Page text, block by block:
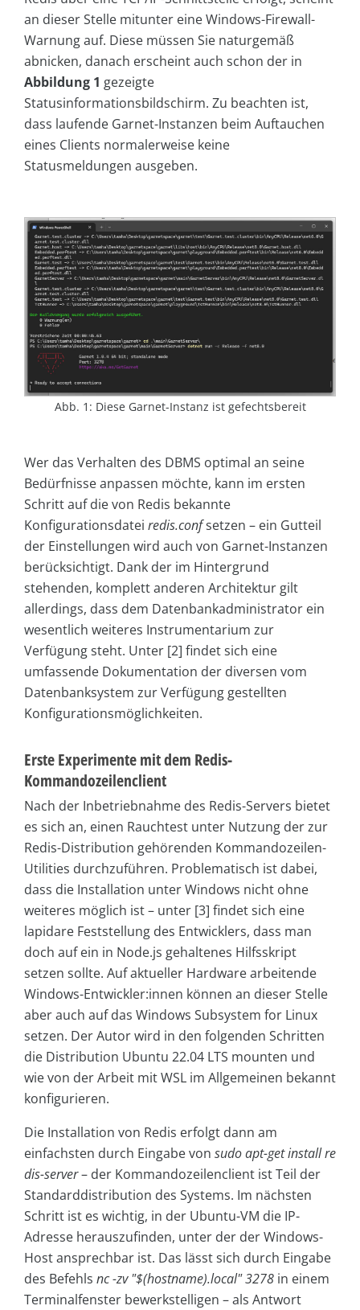
an dieser Stelle mitunter eine Windows-Firewall-
Warnung auf. Diese müssen Sie naturgemäß
abnicken, danach erscheint auch schon der in
Abbildung 1 gezeigte
Statusinformationsbildschirm. Zu beachten ist,
dass laufende Garnet-Instanzen beim Auftauchen
eines Clients normalerweise keine
Statusmeldungen ausgeben.
Abb. 1: Diese Garnet-Instanz ist gefechtsbereit
Wer das Verhalten des DBMS optimal an seine
Bedürfnisse anpassen möchte, kann im ersten
Schritt auf die von Redis bekannte
Konfigurationsdatei redis.confsetzen – ein Gutteil
der Einstellungen wird auch von Garnet-Instanzen
berücksichtigt. Dank der im Hintergrund
stehenden, komplett anderen Architektur gilt
allerdings, dass dem Datenbankadministrator ein
wesentlich weiteres Instrumentarium zur
Verfügung steht. Unter [2] findet sich eine
umfassende Dokumentation der diversen vom
Datenbanksystem zur Verfügung gestellten
Konfigurationsmöglichkeiten.
Erste Experimente mit dem Redis-
Kommandozeilenclient
Nach der Inbetriebnahme des Redis-Servers bietet
es sich an, einen Rauchtest unter Nutzung der zur
Redis-Distribution gehörenden Kommandozeilen-
Utilities durchzuführen. Problematisch ist dabei,
dass die Installation unter Windows nicht ohne
weiteres möglich ist – unter [3] findet sich eine
lapidare Feststellung des Entwicklers, dass man
doch auf ein in Node.js gehaltenes Hilfsskript
setzen sollte. Auf aktueller Hardware arbeitende
Windows-Entwickler:innen können an dieser Stelle
aber auch auf das Windows Subsystem for Linux
setzen. Der Autor wird in den folgenden Schritten
die Distribution Ubuntu 22.04 LTS mounten und
wie von der Arbeit mit WSL im Allgemeinen bekannt
konfigurieren.
Die Installation von Redis erfolgt dann am
einfachsten durch Eingabe von sudoapt-getinstallre
dis-server– der Kommandozeilenclient ist Teil der
Standarddistribution des Systems. Im nächsten
Schritt ist es wichtig, in der Ubuntu-VM die IP-
Adresse herauszufinden, unter der der Windows-
Host ansprechbar ist. Das lässt sich durch Eingabe
des Befehls nc -zv "$(hostname).local" 3278 in einem
Terminalfenster bewerkstelligen – als Antwort